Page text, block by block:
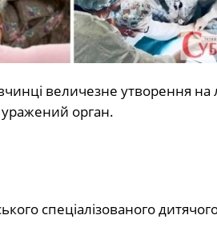
величезне утворення
орган.
спеціалізованого